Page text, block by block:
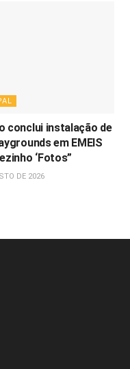
conclui instalação de
em EMEIS
‘Fotos”
DE 2026